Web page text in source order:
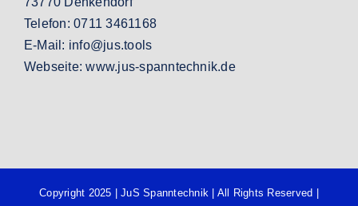
Telefon:0711 3461168
E-Mail: info@jus.tools
Webseite:www.jus-spanntechnik.de
Copyright 2025 |JuS Spanntechnik | All Rights Reserved |